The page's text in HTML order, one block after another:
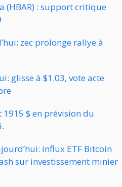
(HBAR) : support critique
zec prolonge rallye à
glisse à $1.03, vote acte
$ en prévision du
influx ETF Bitcoin
sur investissement minier